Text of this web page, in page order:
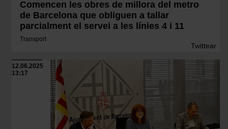
Comencen les obres de millora del metro
de Barcelona que obliguen a tallar
parcialment el servei a les línies 4 i 11
Transport
Twittear
12.06.2025
13:17